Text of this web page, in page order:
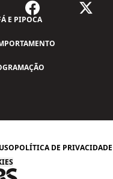
E PIPOCA
POLÍTICA DE PRIVACIDADE